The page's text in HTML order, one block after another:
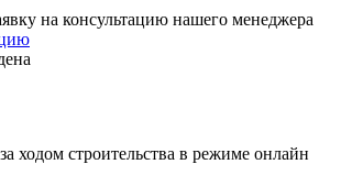
на консультацию нашего менеджера
ходом строительства в режиме онлайн